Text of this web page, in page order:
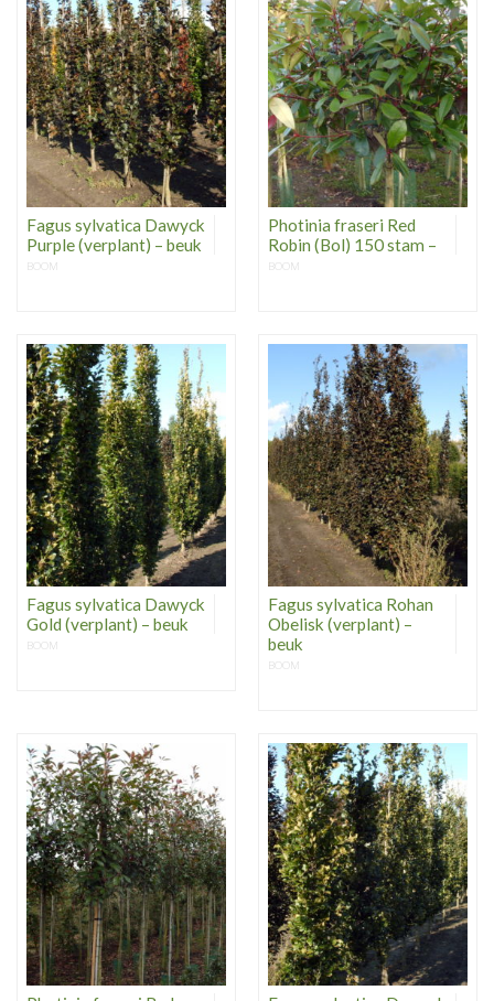
Fagus sylvatica Dawyck
Purple (verplant) – beuk
BOOM
Photinia fraseri Red
Robin (Bol) 150 stam –
BOOM
Fagus sylvatica Dawyck
Gold (verplant) – beuk
BOOM
Fagus sylvatica Rohan
Obelisk (verplant) –
beuk
BOOM